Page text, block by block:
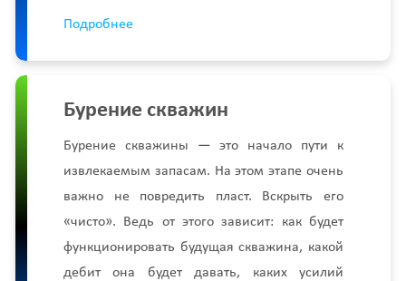
Подробнее
Бурение скважин
Бурение скважины — это начало пути к
извлекаемым запасам. На этом этапе очень
важно не повредить пласт. Вскрыть его
«чисто». Ведь от этого зависит: как будет
функционировать будущая скважина, какой
дебит она будет давать, каких усилий